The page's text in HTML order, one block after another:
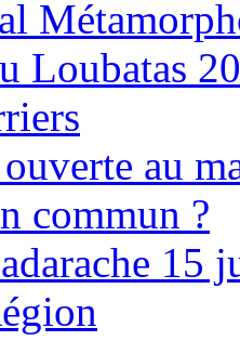
Loubatas
au
commun ?
15